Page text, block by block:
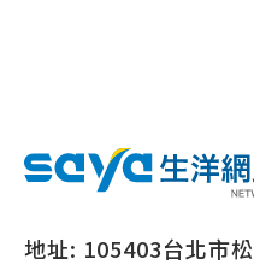
地址: 105403台北市